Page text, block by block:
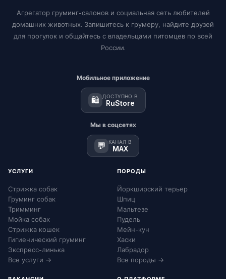
Агрегатор груминг-салонов и социальная сеть любителей
домашних животных. Запишитесь к грумеру, найдите друзей
для прогулок и общайтесь с владельцами питомцев по всей
России.
Мобильное приложение
🛍️ ДОСТУПНО В
RuStore
Мы в соцсетях
💬 КАНАЛ В
MAX
УСЛУГИ
Стрижка собак
Груминг собак
Тримминг
Мойка собак
Стрижка кошек
Гигиенический груминг
Экспресс-линька
Все услуги →
ПОРОДЫ
Йоркширский терьер
Шпиц
Мальтезе
Пудель
Мейн-кун
Хаски
Лабрадор
Все породы →